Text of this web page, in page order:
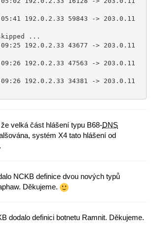
192.0.2.33 59843 -> 203.0.11
192.0.2.33 43677 -> 203.0.11
192.0.2.33 47563 -> 203.0.11
192.0.2.33 34381 -> 203.0.11
velká část hlášení typu B68-DNS
systém X4 tato hlášení od
NCKB definice dvou nových typů
Děkujeme.
dodalo definici botnetu Ramnit. Děkujeme.